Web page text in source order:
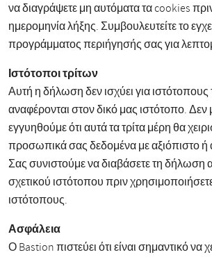
να διαγράψετε μη αυτόματα τα cookies
ημερομηνία λήξης. Συμβουλευτείτε το
προγράμματος περιήγησής σας για
Ιστότοποι τρίτων
Αυτή η δήλωση δεν ισχύει για
αναφέρονται στον δικό μας ιστότοπο.
εγγυηθούμε ότι αυτά τα τρίτα μέρη θα
προσωπικά σας δεδομένα με αξιόπιστο
Σας συνιστούμε να διαβάσετε τη δήλωση
σχετικού ιστότοπου πριν
ιστότοπους.
Ασφάλεια
Ο Bastion πιστεύει ότι είναι σημαντικό να